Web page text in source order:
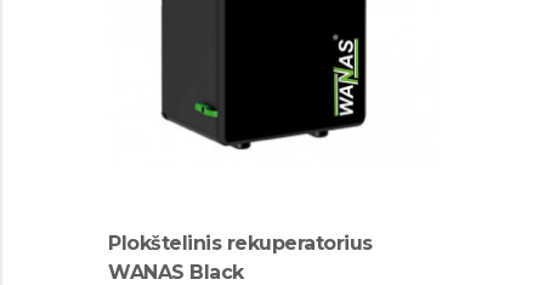
Plokštelinis rekuperatorius
WANAS Black